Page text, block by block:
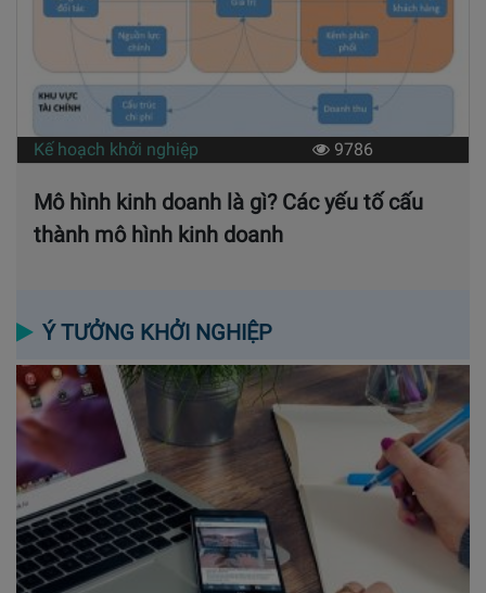
Kế hoạch khởi nghiệp 9786
Mô hình kinh doanh là gì? Các yếu tố cấu
thành mô hình kinh doanh
Ý TƯỞNG KHỞI NGHIỆP